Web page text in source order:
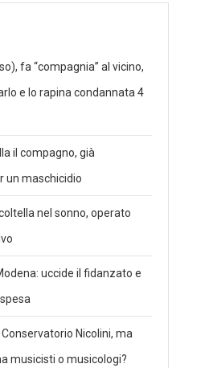
fa “compagnia” al vicino,
e lo rapina condannata 4
il compagno, già
un maschicidio
nel sonno, operato
uccide il fidanzato e
Nicolini, ma
musicisti o musicologi?